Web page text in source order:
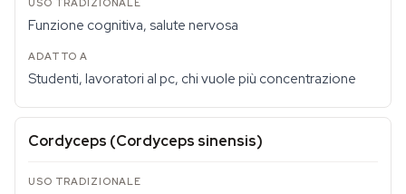
Funzione cognitiva, salute nervosa
Studenti, lavoratori al pc, chi vuole più concentrazione
Cordyceps (Cordyceps sinensis)